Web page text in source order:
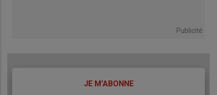
Publicité
JE M'ABONNE